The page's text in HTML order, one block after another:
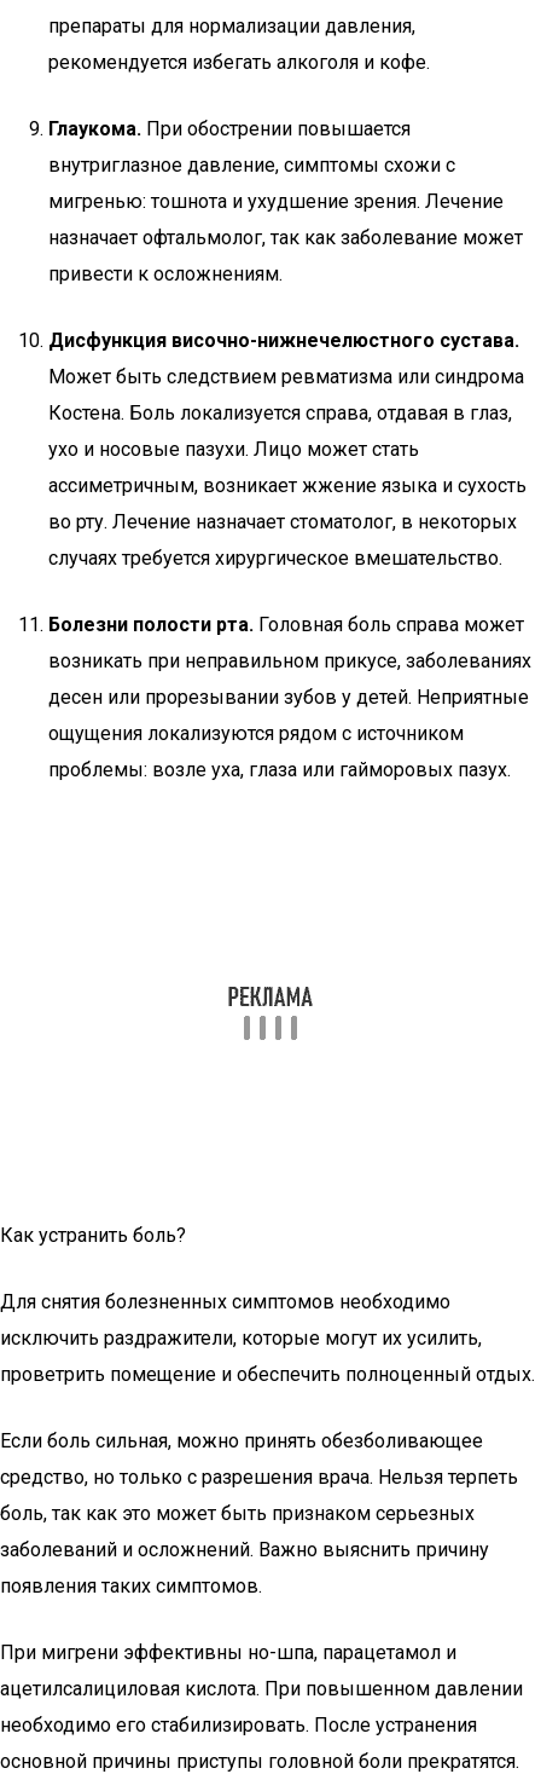
препараты для нормализации давления,
рекомендуется избегать алкоголя и кофе.
Глаукома. При обострении повышается
внутриглазное давление, симптомы схожи с
мигренью: тошнота и ухудшение зрения. Лечение
назначает офтальмолог, так как заболевание может
привести к осложнениям.
Дисфункция височно-нижнечелюстного сустава.
Может быть следствием ревматизма или синдрома
Костена. Боль локализуется справа, отдавая в глаз,
ухо и носовые пазухи. Лицо может стать
ассиметричным, возникает жжение языка и сухость
во рту. Лечение назначает стоматолог, в некоторых
случаях требуется хирургическое вмешательство.
Болезни полости рта. Головная боль справа может
возникать при неправильном прикусе, заболеваниях
десен или прорезывании зубов у детей. Неприятные
ощущения локализуются рядом с источником
проблемы: возле уха, глаза или гайморовых пазух.
Как устранить боль?
Для снятия болезненных симптомов необходимо
исключить раздражители, которые могут их усилить,
проветрить помещение и обеспечить полноценный отдых.
Если боль сильная, можно принять обезболивающее
средство, но только с разрешения врача. Нельзя терпеть
боль, так как это может быть признаком серьезных
заболеваний и осложнений. Важно выяснить причину
появления таких симптомов.
При мигрени эффективны но-шпа, парацетамол и
ацетилсалициловая кислота. При повышенном давлении
необходимо его стабилизировать. После устранения
основной причины приступы головной боли прекратятся.